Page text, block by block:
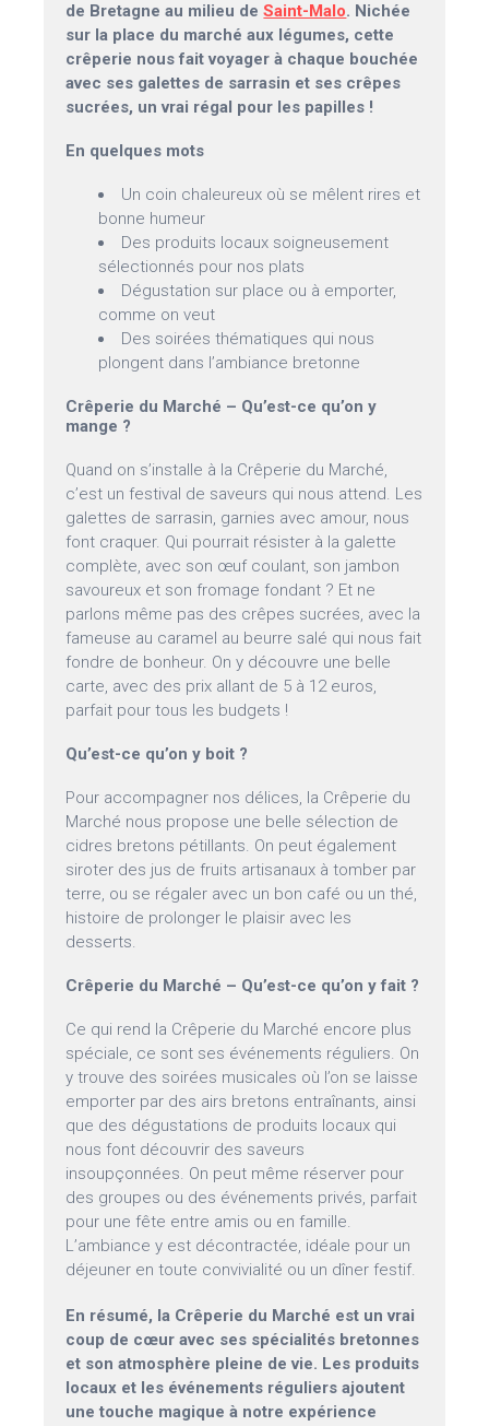
de Bretagne au milieu deSaint-Malo. Nichée
sur la place du marché aux légumes, cette
crêperie nous fait voyager à chaque bouchée
avec ses galettes de sarrasin et ses crêpes
sucrées, un vrai régal pour les papilles !
En quelques mots
Un coin chaleureux où se mêlent rires et
bonne humeur
Des produits locaux soigneusement
sélectionnés pour nos plats
Dégustation sur place ou à emporter,
comme on veut
Des soirées thématiques qui nous
plongent dans l’ambiance bretonne
Crêperie du Marché – Qu’est-ce qu’on y
mange ?
Quand on s’installe à la Crêperie du Marché,
c’est un festival de saveurs qui nous attend. Les
galettes de sarrasin, garnies avec amour, nous
font craquer. Qui pourrait résister à la galette
complète, avec son œuf coulant, son jambon
savoureux et son fromage fondant ? Et ne
parlons même pas des crêpes sucrées, avec la
fameuse au caramel au beurre salé qui nous fait
fondre de bonheur. On y découvre une belle
carte, avec des prix allant de 5 à 12 euros,
parfait pour tous les budgets !
Qu’est-ce qu’on y boit ?
Pour accompagner nos délices, la Crêperie du
Marché nous propose une belle sélection de
cidres bretons pétillants. On peut également
siroter des jus de fruits artisanaux à tomber par
terre, ou se régaler avec un bon café ou un thé,
histoire de prolonger le plaisir avec les
desserts.
Crêperie du Marché – Qu’est-ce qu’on y fait ?
Ce qui rend la Crêperie du Marché encore plus
spéciale, ce sont ses événements réguliers. On
y trouve des soirées musicales où l’on se laisse
emporter par des airs bretons entraînants, ainsi
que des dégustations de produits locaux qui
nous font découvrir des saveurs
insoupçonnées. On peut même réserver pour
des groupes ou des événements privés, parfait
pour une fête entre amis ou en famille.
L’ambiance y est décontractée, idéale pour un
déjeuner en toute convivialité ou un dîner festif.
En résumé, la Crêperie du Marché est un vrai
coup de cœur avec ses spécialités bretonnes
et son atmosphère pleine de vie. Les produits
locaux et les événements réguliers ajoutent
une touche magique à notre expérience